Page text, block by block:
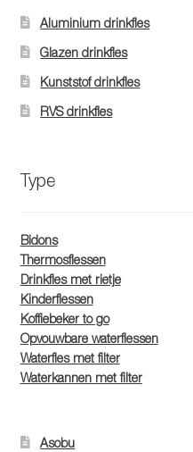
Aluminium drinkfles
Glazen drinkfles
Kunststof drinkfles
RVS drinkfles
Type
Bidons
Thermosflessen
Drinkfles met rietje
Kinderflessen
Koffiebeker to go
Opvouwbare waterflessen
Waterfles met filter
Waterkannen met filter
Asobu